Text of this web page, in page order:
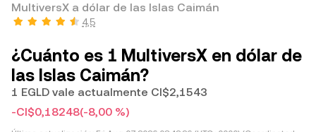
MultiversX a dólar de las Islas Caimán
4,5
¿Cuánto es 1 MultiversX en dólar de
las Islas Caimán?
1 EGLD vale actualmente CI$2,1543
-CI$0,18248(-8,00 %)